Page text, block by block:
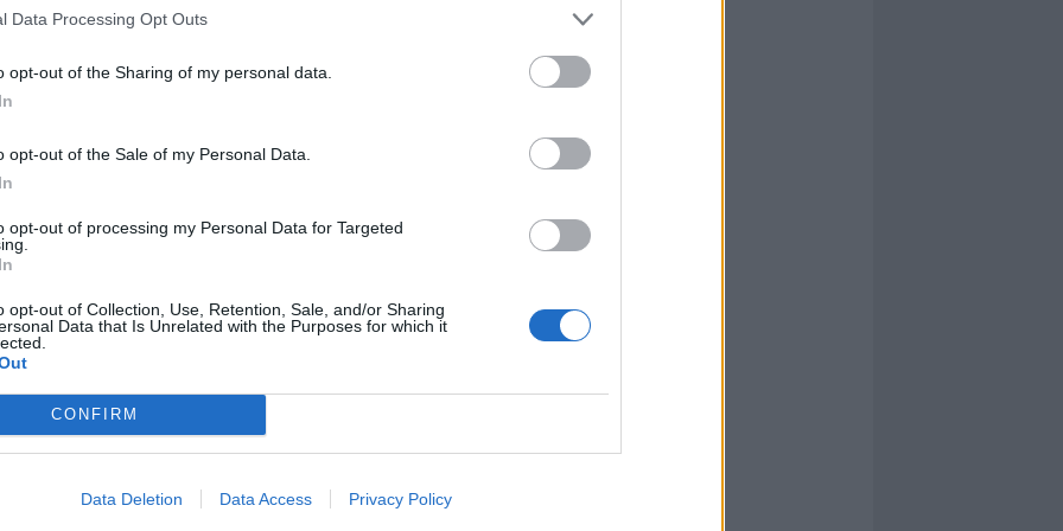
Data Processing Opt Outs
opt-out of the Sharing of my personal data.
opt-out of the Sale of my Personal Data.
opt-out of processing my Personal Data for Targeted
opt-out of Collection, Use, Retention, Sale, and/or Sharing
Data that Is Unrelated with the Purposes for which it
CONFIRM
Data Deletion Data Access Privacy Policy
contenuto nell'atto, che riporta le
durante una puntata diCartabianca
il
Serie A "sapendo di avere la
delitto di cui siamo chiamati a
tragico".
Caso Salis, spunta il
video del raid. Il padre:
figlia"